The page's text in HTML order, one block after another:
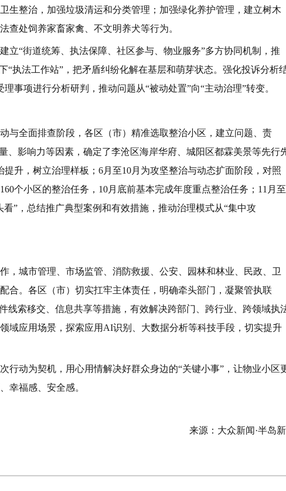
生整治，加强垃圾清运和分类管理；加强绿化养护管理，建立树木
查处饲养家畜家禽、不文明养犬等行为。
立“街道统筹、执法保障、社区参与、物业服务”多方协同机制，推
“执法工作站”，把矛盾纠纷化解在基层和萌芽状态。强化投诉分析
事项进行分析研判，推动问题从“被动处置”向“主动治理”转变。
与全面排查阶段，各区（市）精准选取整治小区，建立问题、责
、影响力等因素，确定了李沧区海岸华府、城阳区都霖美景等先行
升，树立治理样板；6月至10月为攻坚整治与动态扩面阶段，对照
个小区的整治任务，10月底前基本完成年度重点整治任务；11月至
”，总结推广典型案例和有效措施，推动治理模式从“集中攻
，城市管理、市场监管、消防救援、公安、园林和林业、民政、卫
合。各区（市）切实扛牢主体责任，明确牵头部门，凝聚管执联
线索移交、信息共享等措施，有效解决跨部门、跨行业、跨领域执
域应用场景，探索应用AI识别、大数据分析等科技手段，切实提升
行动为契机，用心用情解决好群众身边的“关键小事”，让物业小区
幸福感、安全感。
来源：大众新闻·半岛